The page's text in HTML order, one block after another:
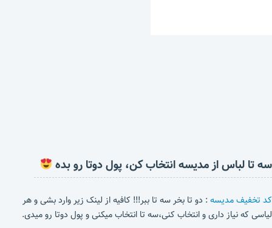
سه تا لباس از مدیسه انتخاب کن، پول دوتا رو بده
کد تخفیف مدیسه: دو تا بخر سه تا ببر!!! کافیه از لینک زیر وارد بشی و هر
لیاسی که نیاز داری و انتخاب کنی،سه تا انتخاب میکنی و پول دوتا رو میدی.